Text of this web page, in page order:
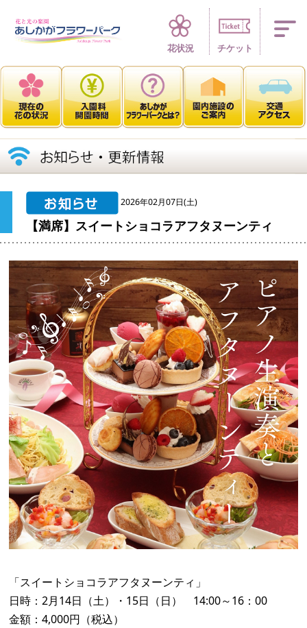
四季折々 花の
花状況 チケット
2026年02月07日(土)
【満席】スイートショコラアフタヌーンティ
「スイートショコラアフタヌーンティ」
日時：2月14日（土）・15日（日） 14:00～16：00
金額：4,000円（税込）